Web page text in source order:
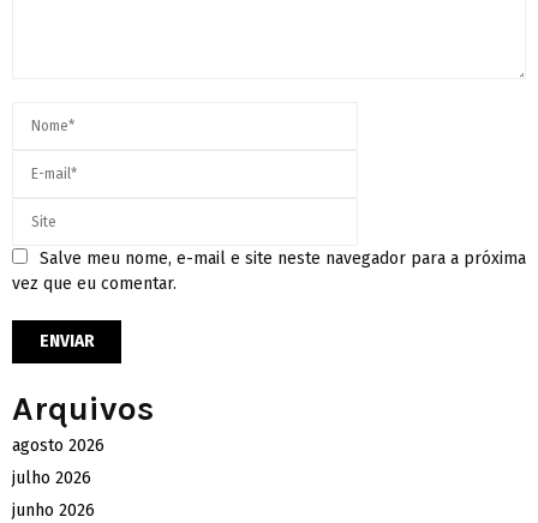
Salve meu nome, e-mail e site neste navegador para a próxima
vez que eu comentar.
Arquivos
agosto 2026
julho 2026
junho 2026